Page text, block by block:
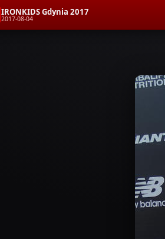
IRONKIDS Gdynia 2017
2017-08-04